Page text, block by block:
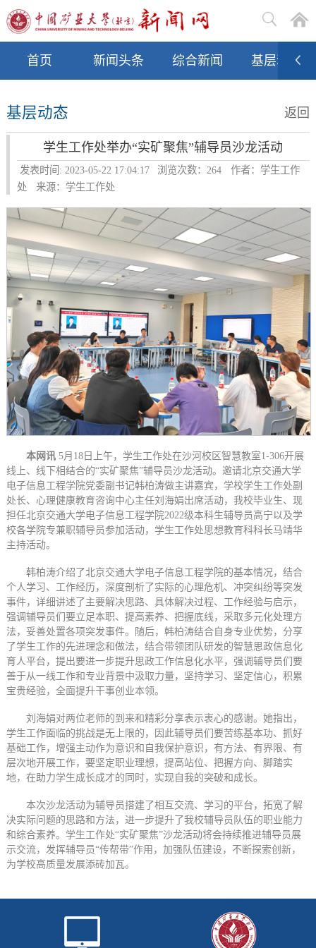
首页 新闻头条 综合新闻 基层动态
基层动态 返回
学生工作处举办“实矿聚焦”辅导员沙龙活动
发表时间: 2023-05-22 17:04:17 浏览次数： 264
作者：学生工作
处
来源：学生工作处
本网讯 5月18日上午，学生工作处在沙河校区智慧教室1-306开展
线上、线下相结合的“实矿聚焦”辅导员沙龙活动。邀请北京交通大学
电子信息工程学院党委副书记韩柏涛做主讲嘉宾，学校学生工作处副
处长、心理健康教育咨询中心主任刘海娟出席活动，我校毕业生、现
担任北京交通大学电子信息工程学院2022级本科生辅导员高宁以及学
校各学院专兼职辅导员参加活动，学生工作处思想教育科科长马靖华
主持活动。
韩柏涛介绍了北京交通大学电子信息工程学院的基本情况，结合
个人学习、工作经历，深度剖析了实际的心理危机、冲突纠纷等突发
事件，详细讲述了主要解决思路、具体解决过程、工作经验与启示，
强调辅导员们要立足本职、提高素养、把握底线，采取多元化处理方
法，妥善处置各项突发事件。随后，韩柏涛结合自身专业优势，分享
了学生工作的先进理念和做法，结合带领团队研发的智慧思政信息化
育人平台，提出要进一步提升思政工作信息化水平，强调辅导员们要
善于从一线工作和专业背景中汲取力量，坚持学习、坚定信心，积累
宝贵经验，全面提升干事创业本领。
刘海娟对两位老师的到来和精彩分享表示衷心的感谢。她指出，
学生工作面临的挑战是无上限的，因此辅导员们要苦练基本功、抓好
基础工作，增强主动作为意识和自我保护意识，有方法、有界限、有
层次地开展工作，要坚定职业理想，提高站位、把握方向、脚踏实
地，在助力学生成长成才的同时，实现自我的突破和成长。
本次沙龙活动为辅导员搭建了相互交流、学习的平台，拓宽了解
决实际问题的思路和方法，进一步提升了我校辅导员队伍的职业能力
和综合素养。学生工作处“实矿聚焦”沙龙活动将会持续推进辅导员展
示交流，发挥辅导员“传帮带”作用，加强队伍建设，不断探索创新，
为学校高质量发展添砖加瓦。